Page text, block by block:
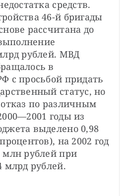
средств.
46-й бригады
рассчитана до
рублей. МВД
в
с просьбой придать
статус, но
отказ по различным
годы из
выделено 0,98
на 2002 год
млн рублей при
млрд рублей.